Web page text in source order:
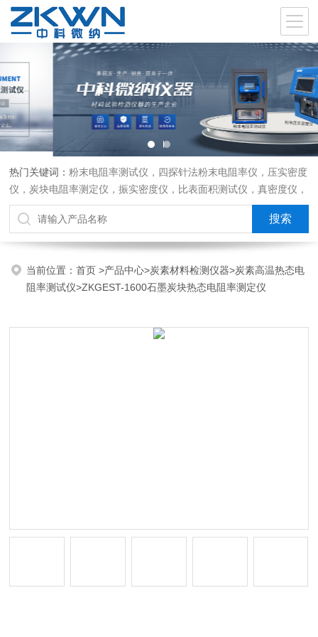
热门关键词：粉末电阻率测试仪，四探针法粉末电阻率仪，压实密度
仪，炭块电阻率测定仪，振实密度仪，比表面积测试仪，真密度仪，
炭块热膨胀仪，炭块透气率仪，炭块二氧化碳反应测定仪
当前位置：首页>产品中心>炭素材料检测仪器>炭素高温热态电
阻率测试仪>ZKGEST-1600石墨炭块热态电阻率测定仪